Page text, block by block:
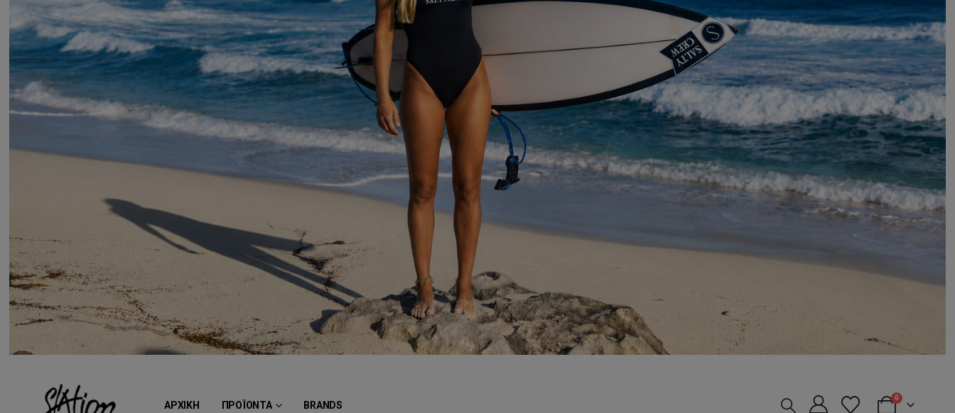
ΑΡΧΙΚΗ ΠΡΟΪΟΝΤΑ BRANDS
0